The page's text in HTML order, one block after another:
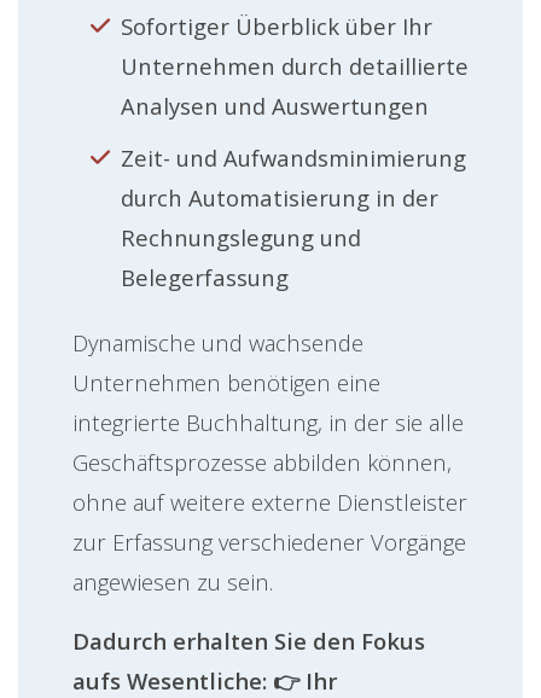
Sofortiger Überblick über Ihr
Unternehmen durch detaillierte
Analysen und Auswertungen
Zeit- und Aufwandsminimierung
durch Automatisierung in der
Rechnungslegung und
Belegerfassung
Dynamische und wachsende
Unternehmen benötigen eine
integrierte Buchhaltung, in der sie alle
Geschäftsprozesse abbilden können,
ohne auf weitere externe Dienstleister
zur Erfassung verschiedener Vorgänge
angewiesen zu sein.
Dadurch erhalten Sie den Fokus
aufs Wesentliche: 👉 Ihr